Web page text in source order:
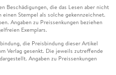
Beschädigungen, die das Lesen aber nicht
Stempel als solche gekennzeichnet.
Angaben zu Preissenkungen beziehen
Exemplars.
die Preisbindung dieser Artikel
Verlag gesenkt. Die jeweils zutreffende
Angaben zu Preissenkungen